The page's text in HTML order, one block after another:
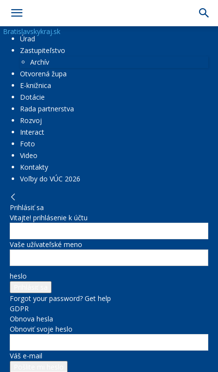
Bratislavskykraj.sk
Úrad
Zastupiteľstvo
Archív
Otvorená župa
E-knižnica
Dotácie
Rada partnerstva
Rozvoj
Interact
Foto
Video
Kontakty
Voľby do VÚC 2026
Prihlásiť sa
Vitajte! prihlásenie k účtu
Vaše užívateľské meno
heslo
Forgot your password? Get help
GDPR
Obnova hesla
Obnoviť svoje heslo
Váš e-mail